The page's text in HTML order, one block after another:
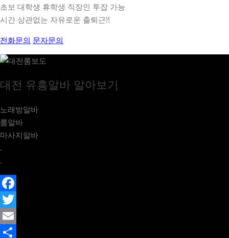
초보 대학생 휴학생 직장인 투잡 가능
시간 상관없는 자유로운 출퇴근!!
전화문의 문자문의
대전 유흥알바 알아보기
노래방알바
룸알바
마사지알바
.
.
Facebook
Twitter
Email